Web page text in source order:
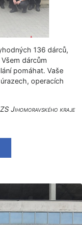
136 dárců,
dárcům
pomáhat. Vaše
operacích
Jihomoravského kraje